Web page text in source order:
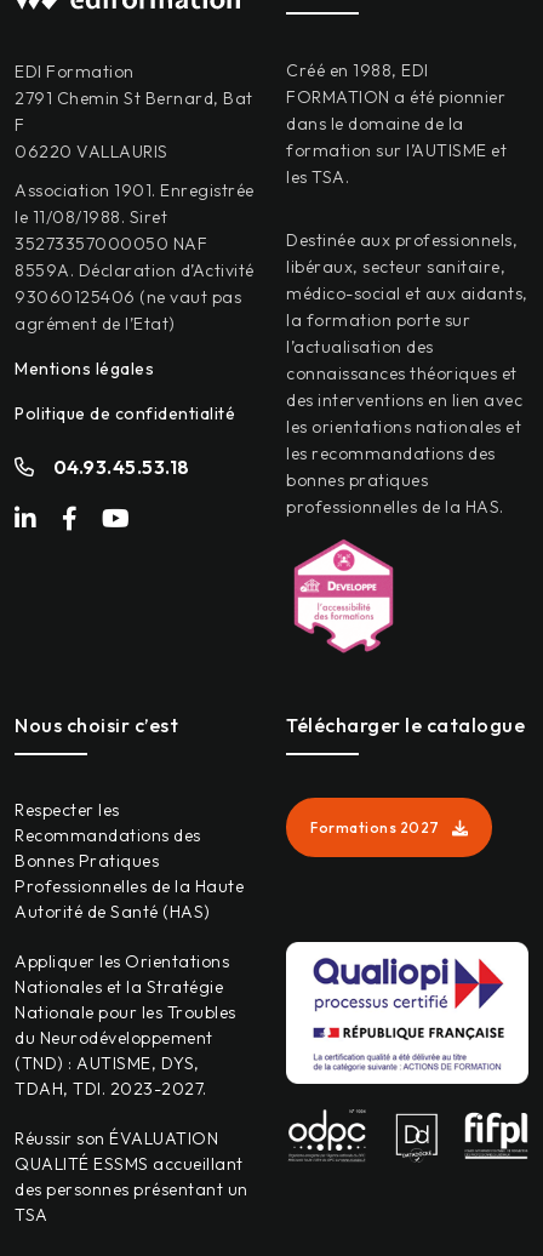
EDI Formation
2791 Chemin St Bernard, Bat
F
06220 VALLAURIS
Association 1901. Enregistrée
le 11/08/1988. Siret
35273357000050 NAF
8559A. Déclaration d’Activité
93060125406 (ne vaut pas
agrément de l’Etat)
Mentions légales
Politique de confidentialité
04.93.45.53.18
Créé en 1988, EDI
FORMATION a été pionnier
dans le domaine de la
formation sur l’AUTISME et
les TSA.
Destinée aux professionnels,
libéraux, secteur sanitaire,
médico-social et aux aidants,
la formation porte sur
l’actualisation des
connaissances théoriques et
des interventions en lien avec
les orientations nationales et
les recommandations des
bonnes pratiques
professionnelles de la HAS.
Nous choisir c’est
Respecter les
Recommandations des
Bonnes Pratiques
Professionnelles de la Haute
Autorité de Santé (HAS)
Appliquer les Orientations
Nationales et la Stratégie
Nationale pour les Troubles
du Neurodéveloppement
(TND) : AUTISME, DYS,
TDAH, TDI. 2023-2027.
Réussir son ÉVALUATION
QUALITÉ ESSMS accueillant
des personnes présentant un
TSA
Télécharger le catalogue
Formations 2027